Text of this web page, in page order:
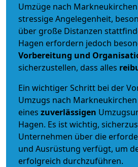
Umzüge nach
stressige Angelegenheit,
über große Distanzen
Hagen erfordern jedoch
Vorbereitung und
sicherzustellen, dass alles
Ein wichtiger Schritt bei der
Umzugs nach
eines zuverlässigen
Hagen. Es ist wichtig,
Unternehmen über die
und Ausrüstung verfügt, um
erfolgreich durchzuführen.